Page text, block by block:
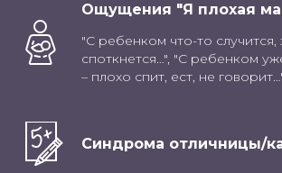
Ощущения "Я плохая
"С ребенком что-то случится,
споткнется…", "С ребенком
– плохо спит, ест, не
Синдрома отличницы/